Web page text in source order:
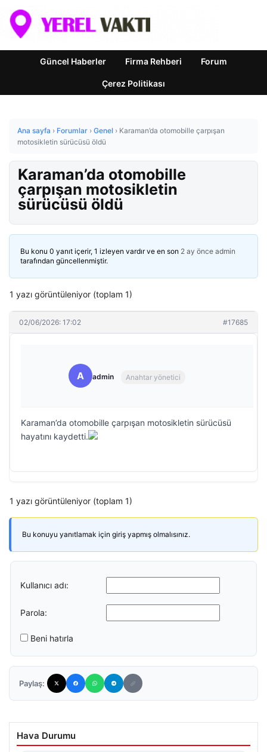
Güncel Haberler Firma Rehberi Forum
Çerez Politikası
Ana sayfa › Forumlar › Genel › Karaman’da otomobille çarpışan
motosikletin sürücüsü öldü
Karaman’da otomobille
çarpışan motosikletin
sürücüsü öldü
Bu konu 0 yanıt içerir, 1 izleyen vardır ve en son 2 ay önce admin
tarafından güncellenmiştir.
1 yazı görüntüleniyor (toplam 1)
02/06/2026: 17:02 #17685
A admin Anahtar yönetici
Karaman’da otomobille çarpışan motosikletin sürücüsü
hayatını kaydetti.
1 yazı görüntüleniyor (toplam 1)
Bu konuyu yanıtlamak için giriş yapmış olmalısınız.
Kullanıcı adı:
Parola:
Beni hatırla
Paylaş:
Hava Durumu